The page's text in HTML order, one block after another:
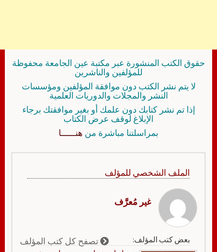
حقوق الكتب المنشورة عبر مكتبة عين الجامعة محفوظة
للمؤلفين والناشرين
لا يتم نشر الكتب دون موافقة المؤلفين ومؤسسات
النشر والمجلات والدوريات العلمية
إذا تم نشر كتابك دون علمك أو بغير موافقتك برجاء
الإبلاغ لوقف عرض الكتاب
بمراسلتنا مباشرة من هنــــــا
الملف الشخصي للمؤلف
غير مُعرَّف
بعض كتب المؤلف: تصفح كل كتب المؤلف